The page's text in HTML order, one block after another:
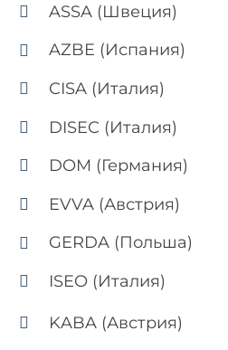
ASSA (Швеция)
AZBE (Испания)
CISA (Италия)
DISEC (Италия)
DOM (Германия)
EVVA (Австрия)
GERDA (Польша)
ISEO (Италия)
KABA (Австрия)